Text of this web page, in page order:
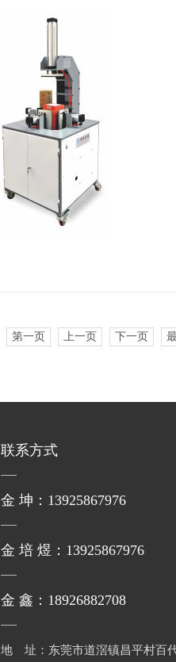
第一页 上一页 下一页
联系方式
金 坤：13925867976
金 培 煜：13925867976
金 鑫：18926882708
地 址：东莞市道滘镇昌平村百